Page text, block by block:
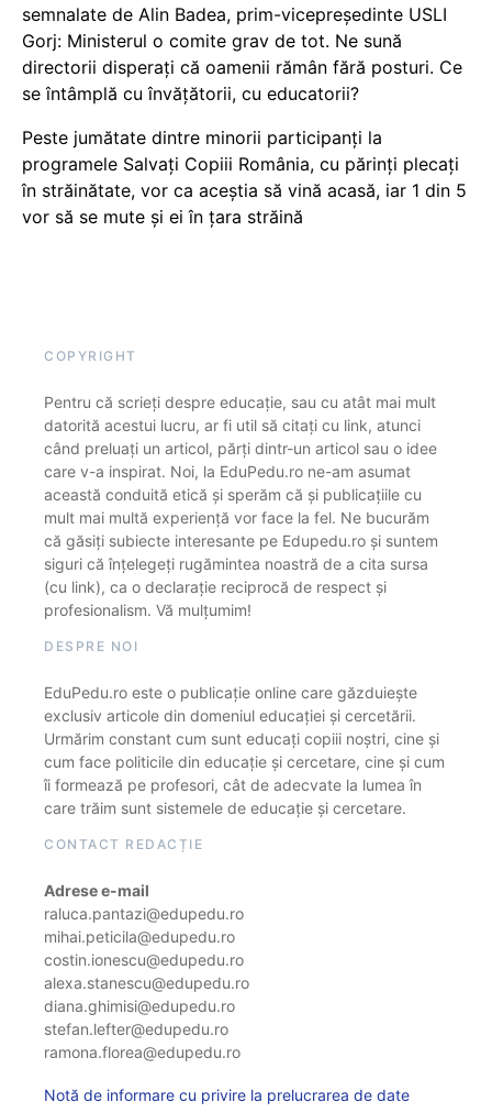
semnalate de Alin Badea, prim-vicepreședinte USLI
Gorj: Ministerul o comite grav de tot. Ne sună
directorii disperați că oamenii rămân fără posturi. Ce
se întâmplă cu învățătorii, cu educatorii?
Peste jumătate dintre minorii participanți la
programele Salvați Copiii România, cu părinți plecați
în străinătate, vor ca aceștia să vină acasă, iar 1 din 5
vor să se mute și ei în țara străină
COPYRIGHT
Pentru că scrieți despre educație, sau cu atât mai mult
datorită acestui lucru, ar fi util să citați cu link, atunci
când preluați un articol, părți dintr-un articol sau o idee
care v-a inspirat. Noi, la EduPedu.ro ne-am asumat
această conduită etică și sperăm că și publicațiile cu
mult mai multă experiență vor face la fel. Ne bucurăm
că găsiți subiecte interesante pe Edupedu.ro și suntem
siguri că înțelegeți rugămintea noastră de a cita sursa
(cu link), ca o declarație reciprocă de respect și
profesionalism. Vă mulțumim!
DESPRE NOI
EduPedu.ro este o publicație online care găzduiește
exclusiv articole din domeniul educației și cercetării.
Urmărim constant cum sunt educați copiii noștri, cine și
cum face politicile din educație și cercetare, cine și cum
îi formează pe profesori, cât de adecvate la lumea în
care trăim sunt sistemele de educație și cercetare.
CONTACT REDACȚIE
Adrese e-mail
raluca.pantazi@edupedu.ro
mihai.peticila@edupedu.ro
costin.ionescu@edupedu.ro
alexa.stanescu@edupedu.ro
diana.ghimisi@edupedu.ro
stefan.lefter@edupedu.ro
ramona.florea@edupedu.ro
Notă de informare cu privire la prelucrarea de date